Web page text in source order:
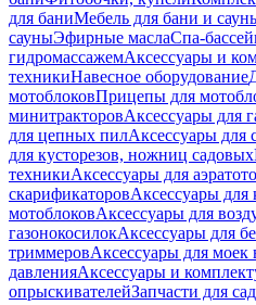
для баниМебель для бани и
сауныЭфирные маслаСпа-
гидромассажемАксессуары и
техникиНавесное оборудование
мотоблоковПрицепы для
минитракторовАксессуары для
для цепных пилАксессуары для
для кусторезов, ножниц садовых
техникиАксессуары для
скарификаторовАксессуары для
мотоблоковАксессуары для
газонокосилокАксессуары для
триммеровАксессуары для моек
давленияАксессуары и
опрыскивателейЗапчасти для